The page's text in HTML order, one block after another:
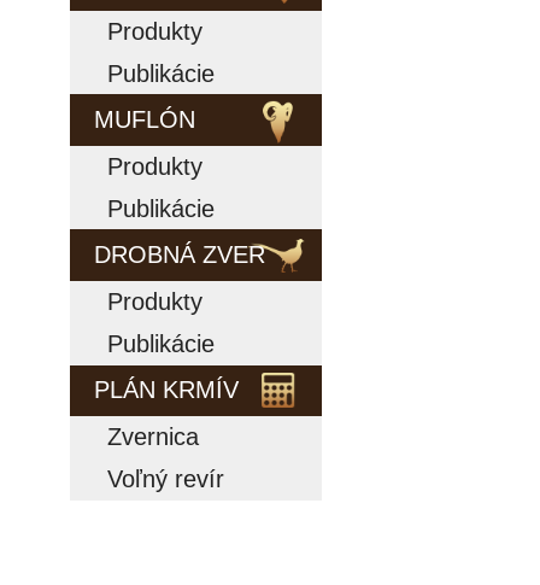
Produkty
Publikácie
MUFLÓN
Produkty
Publikácie
DROBNÁ ZVER
Produkty
Publikácie
PLÁN KRMÍV
Zvernica
Voľný revír